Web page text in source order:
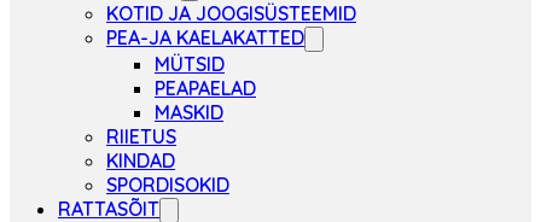
KOTID JA JOOGISÜSTEEMID
PEA-JA KAELAKATTED
MÜTSID
PEAPAELAD
MASKID
RIIETUS
KINDAD
SPORDISOKID
RATTASÕIT